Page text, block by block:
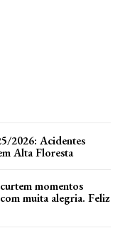
2026: Acidentes
Alta Floresta
momentos
muita alegria. Feliz